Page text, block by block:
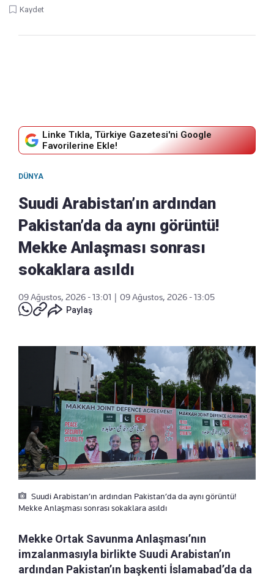
Kaydet
Linke Tıkla, Türkiye Gazetesi'ni Google
Favorilerine Ekle!
DÜNYA
Suudi Arabistan’ın ardından
Pakistan’da da aynı görüntü!
Mekke Anlaşması sonrası
sokaklara asıldı
09 Ağustos, 2026 - 13:01
09 Ağustos, 2026 - 13:05
Paylaş
Suudi Arabistan’ın ardından Pakistan’da da aynı görüntü!
Mekke Anlaşması sonrası sokaklara asıldı
Mekke Ortak Savunma Anlaşması’nın
imzalanmasıyla birlikte Suudi Arabistan’ın
ardından Pakistan’ın başkenti İslamabad’da da